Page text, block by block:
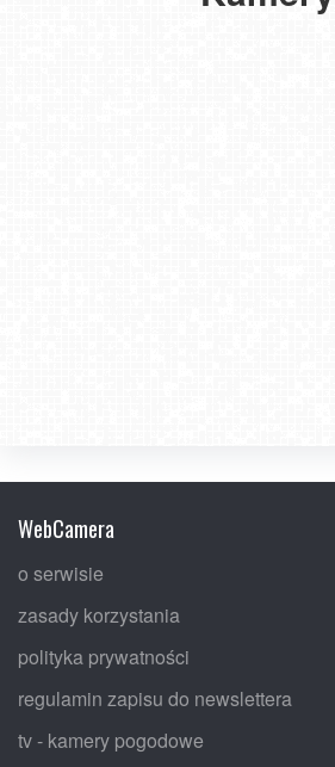
WebCamera
o serwisie
zasady korzystania
polityka prywatności
regulamin zapisu do newslettera
tv - kamery pogodowe